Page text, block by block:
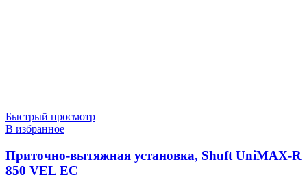
Быстрый просмотр
В избранное
Приточно-вытяжная установка, Shuft UniMAX-R
850 VEL EC